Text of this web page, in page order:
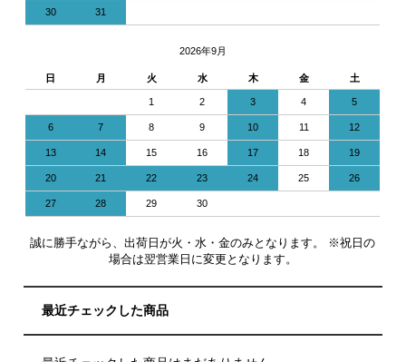
30 31
2026年9月
日 月 火 水 木 金 土
1 2 3 4 5
6 7 8 9 10 11 12
13 14 15 16 17 18 19
20 21 22 23 24 25 26
27 28 29 30
誠に勝手ながら、出荷日が火・水・金のみとなります。 ※祝日の
場合は翌営業日に変更となります。
最近チェックした商品